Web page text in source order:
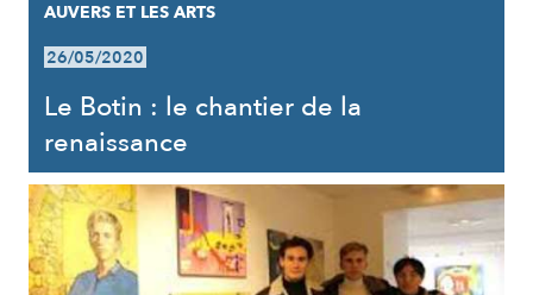
AUVERS ET LES ARTS
26/05/2020
Le Botin : le chantier de la
renaissance